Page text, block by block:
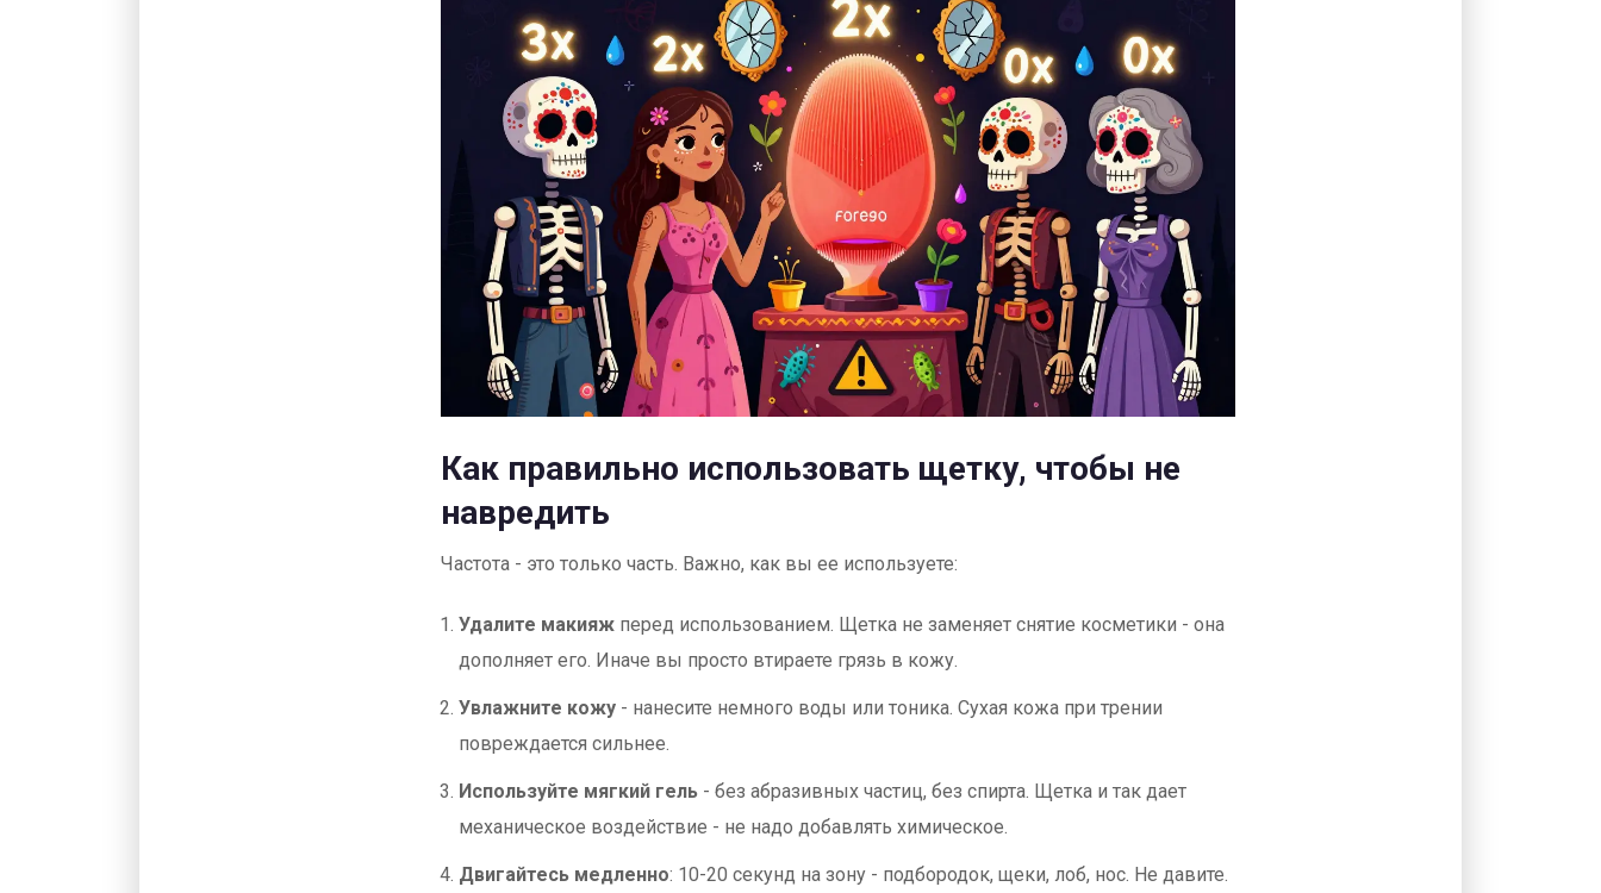
Как правильно использовать щетку, чтобы не
навредить
Частота - это только часть. Важно, как вы ее используете:
Удалите макияж перед использованием. Щетка не заменяет снятие косметики - она
дополняет его. Иначе вы просто втираете грязь в кожу.
Увлажните кожу - нанесите немного воды или тоника. Сухая кожа при трении
повреждается сильнее.
Используйте мягкий гель - без абразивных частиц, без спирта. Щетка и так дает
механическое воздействие - не надо добавлять химическое.
Двигайтесь медленно: 10-20 секунд на зону - подбородок, щеки, лоб, нос. Не давите.